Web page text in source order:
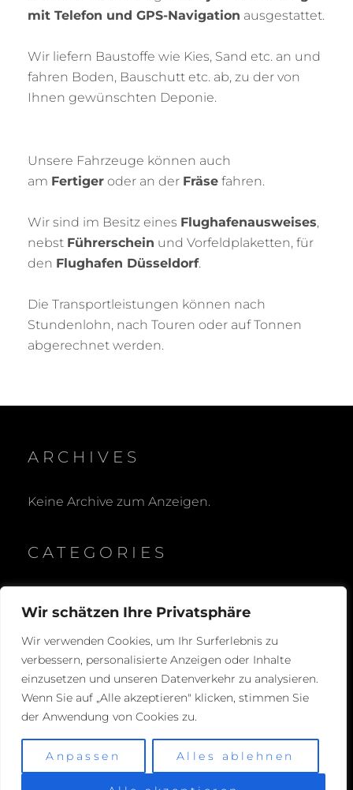
Wir schätzen Ihre Privatsphäre
Wir verwenden Cookies, um Ihr Surferlebnis zu
verbessern, personalisierte Anzeigen oder Inhalte
einzusetzen und unseren Datenverkehr zu analysieren.
Wenn Sie auf „Alle akzeptieren" klicken, stimmen Sie
der Anwendung von Cookies zu.
Anpassen Alles ablehnen
mit Telefon und GPS-Navigation ausgestattet.
Wir liefern Baustoffe wie Kies, Sand etc. an und
fahren Boden, Bauschutt etc. ab, zu der von
Ihnen gewünschten Deponie.
Unsere Fahrzeuge können auch
am Fertiger oder an der Fräse fahren.
Wir sind im Besitz eines Flughafenausweises,
nebst Führerschein und Vorfeldplaketten, für
den Flughafen Düsseldorf.
Die Transportleistungen können nach
Stundenlohn, nach Touren oder auf Tonnen
abgerechnet werden.
ARCHIVES
Keine Archive zum Anzeigen.
CATEGORIES
Keine Kategorien
/ DATENSCHUTZERKLÄRUNG |